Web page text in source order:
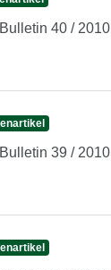
40 / 2010
39 / 2010